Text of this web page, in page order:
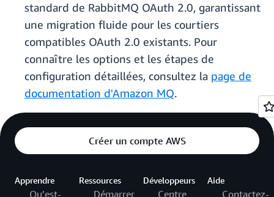
standard de RabbitMQ OAuth 2.0, garantissant
une migration fluide pour les courtiers
compatibles OAuth 2.0 existants. Pour
connaître les options et les étapes de
configuration détaillées, consultez la page de
documentation d'Amazon MQ.
Créer un compte AWS
Apprendre
Qu’est-
Ressources
Démarrer
Développeurs
Centre
Aide
Contactez-